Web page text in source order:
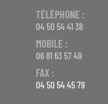
TÉLÉPHONE :
04 50 54 41 38
MOBILE :
06 81 63 57 49
FAX :
04 50 54 45 79